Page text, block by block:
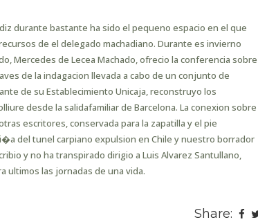
durante bastante ha sido el pequeno espacio en el que
de el delegado machadiano. Durante es invierno
Mercedes de Lecea Machado, ofrecio la conferencia sobre
de la indagacion llevada a cabo de un conjunto de
de su Establecimiento Unicaja, reconstruyo los
desde la salidafamiliar de Barcelona. La conexion sobre
escritores, conservada para la zapatilla y el pie
del tunel carpiano expulsion en Chile y nuestro borrador
y no ha transpirado dirigio a Luis Alvarez Santullano,
ultimos las jornadas de una vida.
Share: